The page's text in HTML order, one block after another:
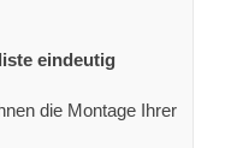
eindeutig
die Montage Ihrer